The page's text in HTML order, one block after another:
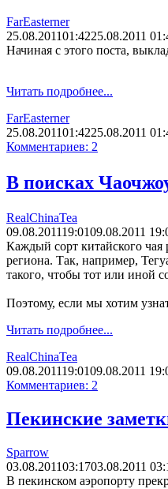
FarEasterner
25.08.201101:4225.08.2011
Начиная с этого поста,
Читать подробнее...
FarEasterner
25.08.201101:4225.08.2011
Комментариев: 2
В поисках
RealChinaTea
09.08.201119:0109.08.2011
Каждый сорт китайского
региона. Так, например,
такого, чтобы тот или иной
Поэтому, если мы хотим
Читать подробнее...
RealChinaTea
09.08.201119:0109.08.2011
Комментариев: 2
Пекинские
Sparrow
03.08.201103:1703.08.2011
В пекинском аэропорту